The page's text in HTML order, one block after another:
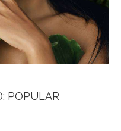
POPULAR